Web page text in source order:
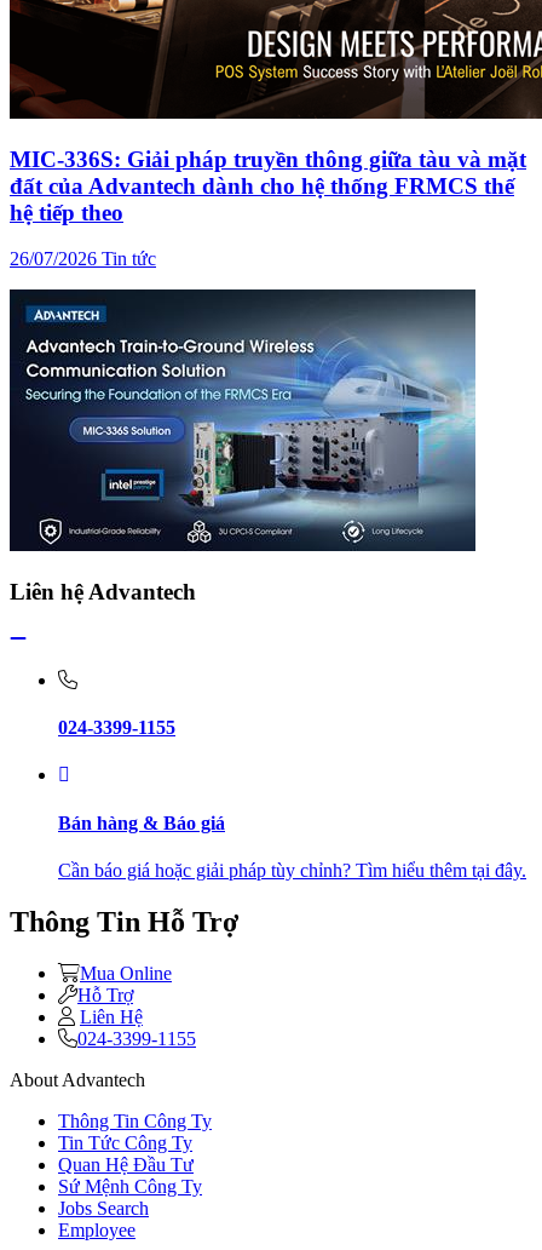
MIC-336S: Giải pháp truyền thông giữa tàu và mặt
đất của Advantech dành cho hệ thống FRMCS thế
hệ tiếp theo
26/07/2026 Tin tức
Liên hệ Advantech
024-3399-1155
Bán hàng & Báo giá
Cần báo giá hoặc giải pháp tùy chỉnh? Tìm hiểu thêm tại đây.
Thông Tin Hỗ Trợ
Mua Online
Hỗ Trợ
Liên Hệ
024-3399-1155
About Advantech
Thông Tin Công Ty
Tin Tức Công Ty
Quan Hệ Đầu Tư
Sứ Mệnh Công Ty
Jobs Search
Employee